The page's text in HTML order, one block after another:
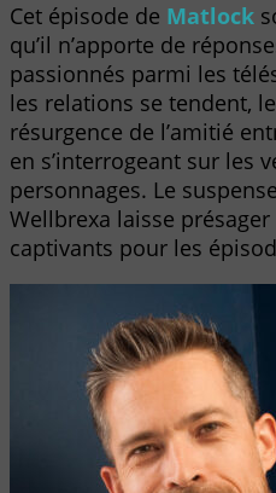
Cet épisode de Matlock
qu’il n’apporte de
passionnés parmi les
les relations se tendent,
résurgence de l’amitié
en s’interrogeant sur les
personnages. Le
Wellbrexa laisse
captivants pour les